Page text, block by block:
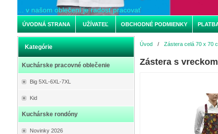
... v našom oblečení je radosť pracovať
ÚVODNÁ STRANA UŽÍVATEĽ OBCHODNÉ PODMIENKY
Kategórie
Kuchárske pracovné oblečenie
Big 5XL-6XL-7XL
Kid
Kuchárske rondóny
Novinky 2026
Úvod / Zástera celá 70 x 70
Zástera s